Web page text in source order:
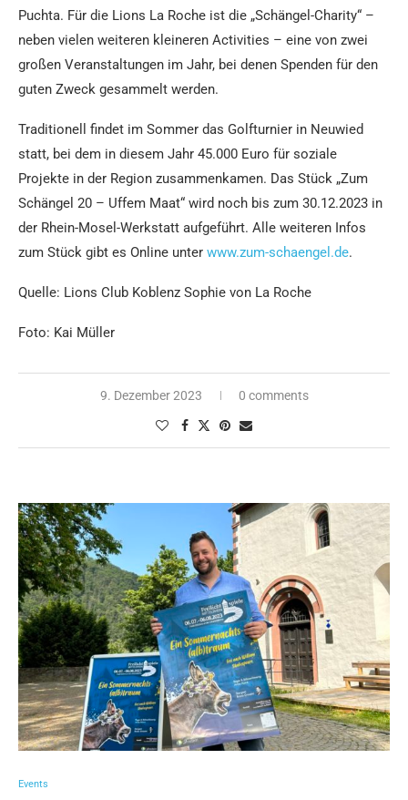
Puchta. Für die Lions La Roche ist die „Schängel-Charity“ –
neben vielen weiteren kleineren Activities – eine von zwei
großen Veranstaltungen im Jahr, bei denen Spenden für den
guten Zweck gesammelt werden.
Traditionell findet im Sommer das Golfturnier in Neuwied
statt, bei dem in diesem Jahr 45.000 Euro für soziale
Projekte in der Region zusammenkamen. Das Stück „Zum
Schängel 20 – Uffem Maat“ wird noch bis zum 30.12.2023 in
der Rhein-Mosel-Werkstatt aufgeführt. Alle weiteren Infos
zum Stück gibt es Online unter www.zum-schaengel.de.
Quelle: Lions Club Koblenz Sophie von La Roche
Foto: Kai Müller
9. Dezember 2023 0 comments
Events